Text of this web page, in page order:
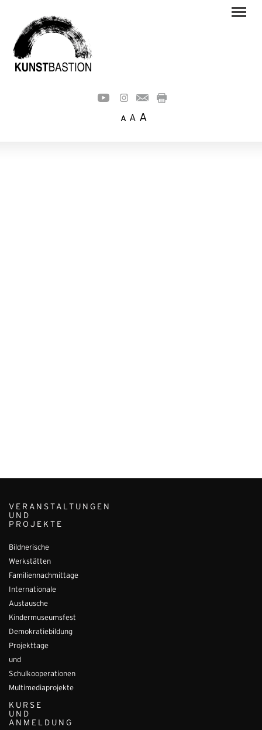
A A A
VERANSTALTUNGEN
UND
PROJEKTE
Bildnerische
Werkstätten
Familiennachmittage
Internationale
Austausche
Kindermuseumsfest
Demokratiebildung
Projekttage
und
Schulkooperationen
Multimediaprojekte
KURSE
UND
ANMELDUNG